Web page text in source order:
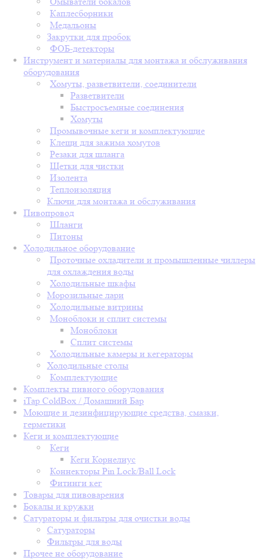
Каплесборники
Медальоны
Закрутки для пробок
ФОБ-детекторы
Инструмент и материалы для монтажа и обслуживания
оборудования
Хомуты, разветвители, соединители
Разветвители
Быстросъемные соединения
Хомуты
Промывочные кеги и комплектующие
Клещи для зажима хомутов
Резаки для шланга
Щетки для чистки
Изолента
Теплоизоляция
Ключи для монтажа и обслуживания
Пивопровод
Шланги
Питоны
Холодильное оборудование
Проточные охладители и промышленные чиллеры
для охлаждения воды
Холодильные шкафы
Морозильные лари
Холодильные витрины
Моноблоки и сплит системы
Моноблоки
Сплит системы
Холодильные камеры и кегераторы
Холодильные столы
Комплектующие
Комплекты пивного оборудования
iTap ColdBox / Домашний Бар
Моющие и дезинфицирующие средства, смазки,
герметики
Кеги и комплектующие
Кеги
Кеги Корнелиус
Коннекторы Pin Lock/Ball Lock
Фитинги кег
Товары для пивоварения
Бокалы и кружки
Сатураторы и фильтры для очистки воды
Сатураторы
Фильтры для воды
Прочее не оборудование